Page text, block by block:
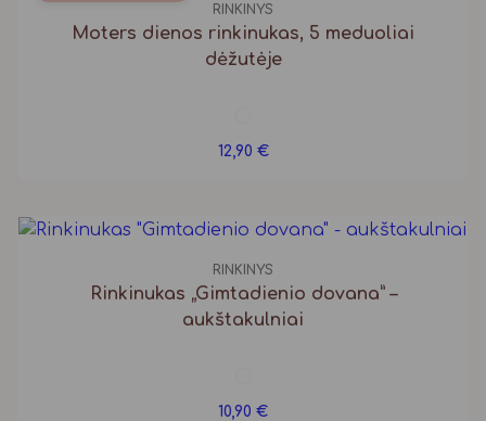
RINKINYS
Moters dienos rinkinukas, 5 meduoliai
dėžutėje
12,90 €
RINKINYS
Rinkinukas „Gimtadienio dovana” –
aukštakulniai
10,90 €